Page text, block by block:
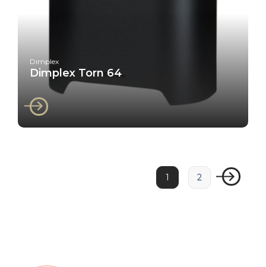
Dimplex
Dimplex Torn 64
1 2